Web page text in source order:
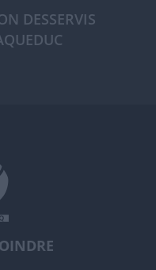
DESSERVIS